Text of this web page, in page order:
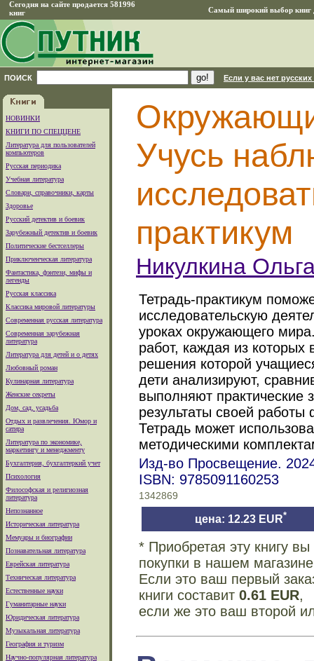
Сегодня на сайте продается 581996
книг
Самый широкий выбор книг
ПОИСК Если у вас нет
НОВИНКИ
КНИГИ ПО СПЕЦЦЕНЕ
Литература для пользователей
компьютеров
Русская периодика
Учебная литература
Словари, справочники, карты
Здоровье
Русский детектив и боевик
Зарубежный детектив и боевик
Политические бестселлеры
Приключенческая литература
Фантастика, фэнтези, мифы и
легенды
Русская классика
Классика мировой литературы
Современная русская литература
Современная зарубежная
литература
Литература для детей и о детях
Любовный роман
Кулинарная литература
Женские секреты
Дом, сад, усадьба
Отдых и развлечения. Юмор и
сатира
Литература по экономике,
маркетингу и менеджменту
Бухгалтерия, бухгалтеркий учет
Психология
Философская и религиозная
литература
Непознанное
Историческая литература
Мемуары и биографии
Познавательная литература
Еврейская литература
Техническая литература
Естественные науки
Гуманитарные науки
Юридическая литература
Музыкальная литература
География и туризм
Научно-популярная литература
Учусь
практикум
Никулкина
Тетрадь-практикум
исследовательскую
уроках окружающего
работ, каждая из
решения которой
дети анализируют,
выполняют практические
результаты своей
Тетрадь может
методическими
Изд-во Просвещение.
ISBN: 9785091160253
1342869
цена: 12.23 EUR*
* Приобретая эту книгу
покупки в нашем
Если это ваш первый
книги составит 0.61 EUR,
если же это ваш второй